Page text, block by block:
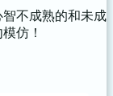
不成熟的和未成
仿！